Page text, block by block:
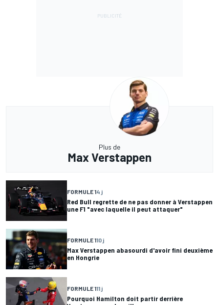
Plus de
Max Verstappen
FORMULE 14 j
Red Bull regrette de ne pas donner à Verstappen
une F1 "avec laquelle il peut attaquer"
FORMULE 110 j
Max Verstappen abasourdi d'avoir fini deuxième
en Hongrie
FORMULE 111 j
Pourquoi Hamilton doit partir derrière